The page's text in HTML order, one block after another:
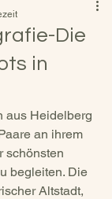
Die
in
aus Heidelberg
an ihrem
schönsten
begleiten. Die
Altstadt,